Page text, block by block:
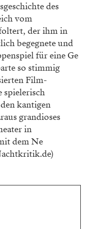
des
vom
der ihm in
begegnete und
für eine Ge
so stimmig
Film-
spielerisch
kantigen
grandioses
in
dem Ne